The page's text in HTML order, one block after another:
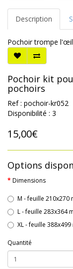
Description
Pochoir trompe
Pochoir kit
pochoirs
Ref : pochoir-kr052
Disponibilité : 3
15,00€
Options
Dimensions
M - feuille 210x270
L - feuille 283x364
XL - feuille 388x499
Quantité